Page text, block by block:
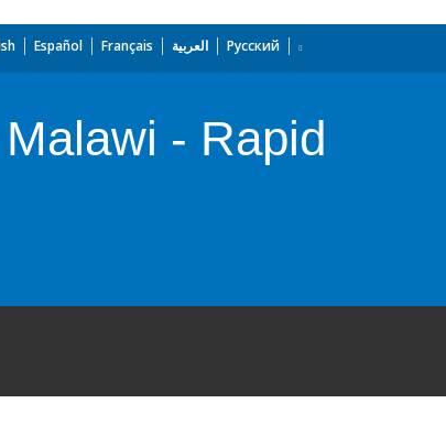
Español Français العربية Русский
- Rapid